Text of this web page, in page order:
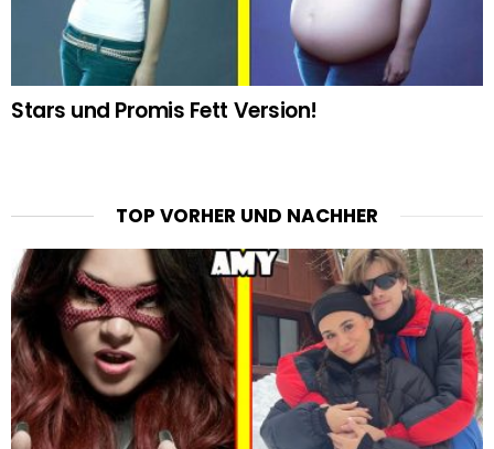
Stars und Promis Fett Version!
TOP VORHER UND NACHHER